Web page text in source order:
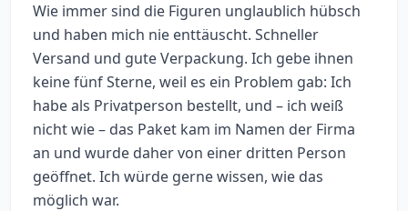
Wie immer sind die Figuren unglaublich hübsch
und haben mich nie enttäuscht. Schneller
Versand und gute Verpackung. Ich gebe ihnen
keine fünf Sterne, weil es ein Problem gab: Ich
habe als Privatperson bestellt, und – ich weiß
nicht wie – das Paket kam im Namen der Firma
an und wurde daher von einer dritten Person
geöffnet. Ich würde gerne wissen, wie das
möglich war.